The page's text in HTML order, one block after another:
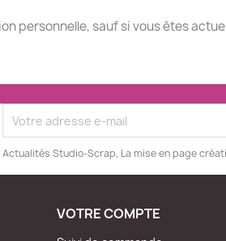
personnelle, sauf si vous êtes
Actualités Studio-Scrap, La mise en page
VOTRE COMPTE